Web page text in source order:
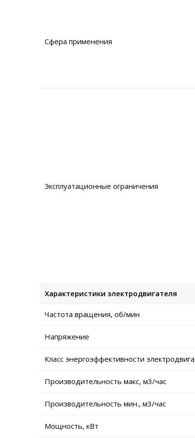
Сфера применения
Эксплуатационные ограничения
Характеристики электродвигателя
Частота вращения, об/мин
Напряжение
Класс энергоэффективности
Производительность макс, м3/час
Производительность мин., м3/час
Мощность, кВт